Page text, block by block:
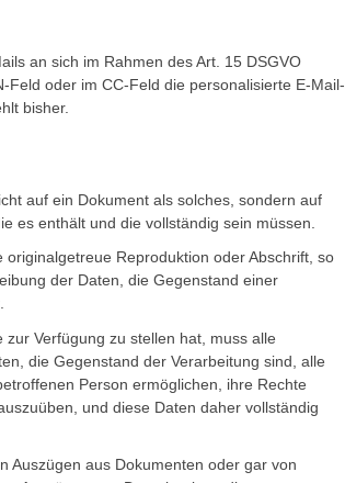
an sich im Rahmen des Art. 15 DSGVO
Feld oder im CC-Feld die personalisierte E-Mail-
bisher.
auf ein Dokument als solches, sondern auf
es enthält und die vollständig sein müssen.
originalgetreue Reproduktion oder Abschrift, so
der Daten, die Gegenstand einer
Verfügung zu stellen hat, muss alle
die Gegenstand der Verarbeitung sind, alle
Person ermöglichen, ihre Rechte
und diese Daten daher vollständig
Auszügen aus Dokumenten oder gar von